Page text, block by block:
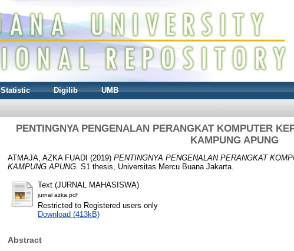
Statistic Digilib UMB
PENTINGNYA PENGENALAN PERANGKAT KOMPUTER
KAMPUNG APUNG
ATMAJA, AZKA FUADI (2019) PENTINGNYA PENGENALAN PERANGKAT
KAMPUNG APUNG. S1 thesis, Universitas Mercu Buana Jakarta.
Text (JURNAL MAHASISWA)
jurnal azka.pdf
Restricted to Registered users only
Download (413kB)
Abstract